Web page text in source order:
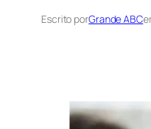
Escrito porGrande ABC